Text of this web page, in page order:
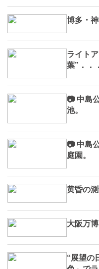
博多・
ライト
葉”．．．
📷 中島
池。
📷 中島
庭園。
黄昏の
大阪万
“展望の